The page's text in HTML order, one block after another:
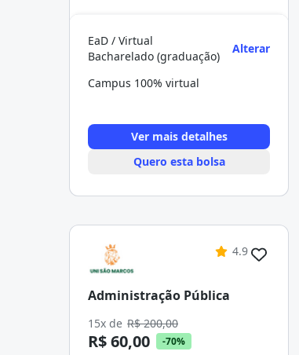
EaD / Virtual
Bacharelado (graduação)
Alterar
Campus 100% virtual
Ver mais detalhes
Quero esta bolsa
4.9
Administração Pública
15x de R$ 200,00
R$ 60,00 -70%